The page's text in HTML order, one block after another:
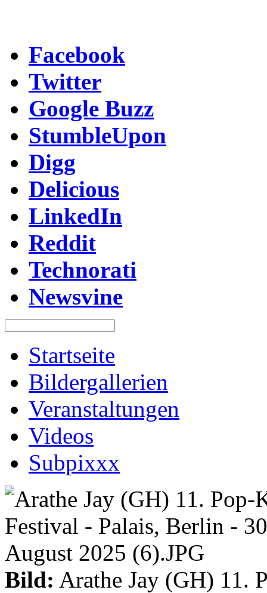
Facebook
Twitter
Google Buzz
StumbleUpon
Digg
Delicious
LinkedIn
Reddit
Technorati
Newsvine
Startseite
Bildergallerien
Veranstaltungen
Videos
Subpixxx
Bild: Arathe Jay (GH) 11.